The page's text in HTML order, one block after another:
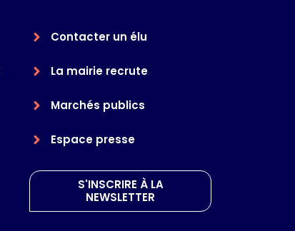
Contacter un élu
La mairie recrute
Marchés publics
Espace presse
S'INSCRIRE À LA
NEWSLETTER